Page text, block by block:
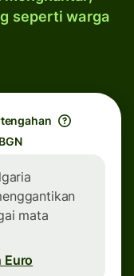
seperti warga
mata
Euro